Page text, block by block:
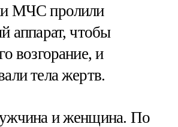
МЧС пролили
аппарат, чтобы
возгорание, и
тела жертв.
и женщина. По